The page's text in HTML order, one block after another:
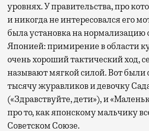
уровнях. У правительства, про
и никогда не интересовался его
была установка на нормализацию
Японией: примирение в области
очень хороший тактический ход,
называют мягкой силой. Вот
тысячу журавликов и девочку
(«Здравствуйте, дети»), и
про то, как японскому мальчику
Советском Союзе.